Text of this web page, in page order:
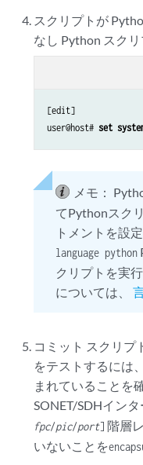
スクリプトが
なし Python スク
[edit]
user@host# set
メモ：
てPythonスク
トメントを設
language python
クリプトを実
については、
コミット スクリプ
をテストするには
まれていることを
SONET/SDHイン
fpc/pic/port] 階層
いないことを